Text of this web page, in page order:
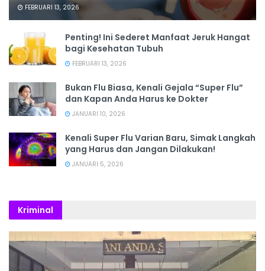
FEBRUARI 13, 2026
Penting! Ini Sederet Manfaat Jeruk Hangat
bagi Kesehatan Tubuh
FEBRUARI 13, 2026
Bukan Flu Biasa, Kenali Gejala “Super Flu”
dan Kapan Anda Harus ke Dokter
JANUARI 10, 2026
Kenali Super Flu Varian Baru, Simak Langkah
yang Harus dan Jangan Dilakukan!
JANUARI 5, 2026
Kriminal